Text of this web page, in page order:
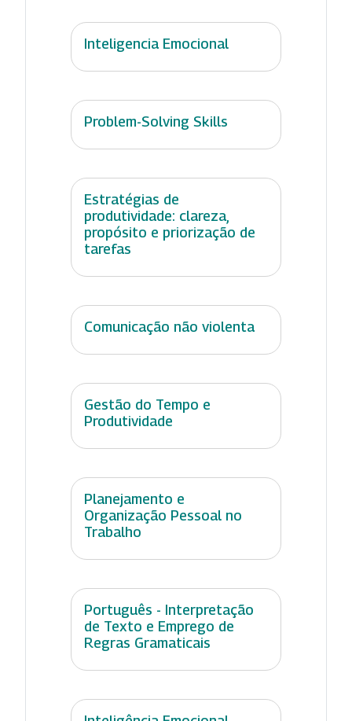
Inteligencia Emocional
Problem-Solving Skills
Estratégias de
produtividade: clareza,
propósito e priorização de
tarefas
Comunicação não violenta
Gestão do Tempo e
Produtividade
Planejamento e
Organização Pessoal no
Trabalho
Português - Interpretação
de Texto e Emprego de
Regras Gramaticais